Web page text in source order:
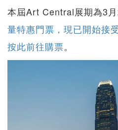
本屆Art Central展期為3月
量特惠門票，現已開始接
按此前往購票。